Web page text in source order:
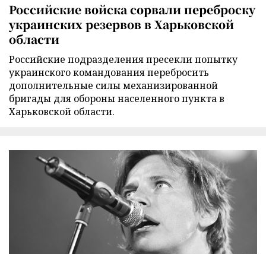
Российские войска сорвали переброску
украинских резервов в Харьковской
области
Российские подразделения пресекли попытку
украинского командования перебросить
дополнительные силы механизированной
бригады для обороны населенного пункта в
Харьковской области.